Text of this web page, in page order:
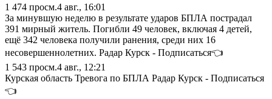
1 474 просм.4 авг., 16:01
За минувшую неделю в результате ударов БПЛА пострадал
391 мирный житель. Погибли 49 человек, включая 4 детей,
ещё 342 человека получили ранения, среди них 16
несовершеннолетних. Радар Курск - Подписаться👈
1 543 просм.4 авг., 12:21
Курская область Тревога по БПЛА Радар Курск - Подписаться
👈